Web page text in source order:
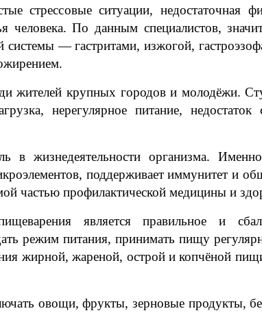
стрессовые ситуации, недостаточная
По данным специалистов,
— гастритами, изжогой,
жителей крупных городов и молодёжи.
нерегулярное питание,
в жизнедеятельности организма.
поддерживает иммунитет и
частью профилактической медицины и
является правильное и
режим питания, принимать пищу
жирной, жареной, острой и копчёной
овощи, фрукты, зерновые продукты,